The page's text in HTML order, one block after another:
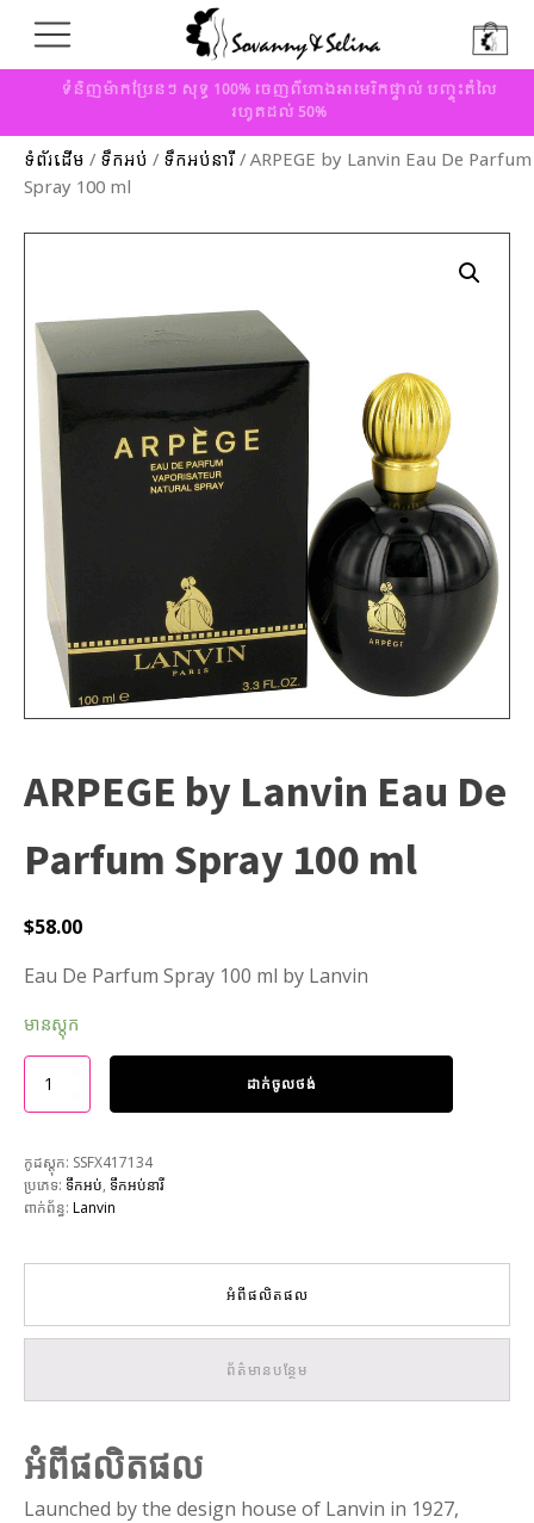
ទំនិញម៉ាកប្រែនៗ សុទ្ធ 100% ចេញពីហាងអាមេរិកផ្ទាល់ បញ្ចុះតំលៃ
រហូតដល់ 50%
ទំព័រដើម / ទឹកអប់ / ទឹកអប់នារី/ ARPEGE by Lanvin Eau De Parfum
Spray 100 ml
ARPEGE by Lanvin Eau De
Parfum Spray 100 ml
$58.00
Eau De Parfum Spray 100 ml by Lanvin
មានស្តុក
ដាក់ចូលថង់
កូដស្តុក: SSFX417134
ប្រភេទ: ទឹកអប់, ទឹកអប់នារី
ពាក់ព័ន្ធ: Lanvin
អំពីផលិតផល
ព័ត៌មានបន្ថែម
អំពីផលិតផល
Launched by the design house of Lanvin in 1927,